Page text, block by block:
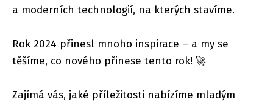
a moderních technologií, na kterých stavíme.
Rok 2024 přinesl mnoho inspirace – a my se
těšíme, co nového přinese tento rok! 🚀
Zajímá vás, jaké příležitosti nabízíme mladým